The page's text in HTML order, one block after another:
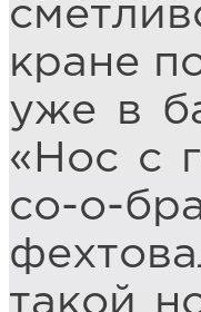
кране
уже в
«Нос с
со-о-
такой